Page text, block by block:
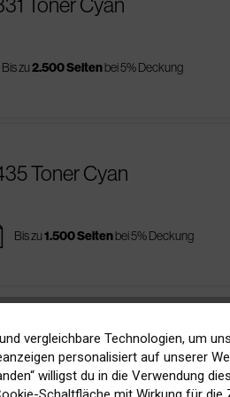
Bis zu2.500 Seitenbei 5% Deckung
Toner Cyan
Bis zu1.500 Seitenbei 5% Deckung
Toner Magenta
vergleichbare Technologien, um
personalisiert auf unserer
willigst du in die Verwendung